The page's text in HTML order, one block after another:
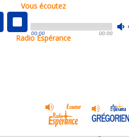
Vous écoutez
00:00 00:00
Radio Espérance
00:05
01:02 Sentinelles de la foi • Lettres
01:33 10 minutes avec Jésus
La
Les conférences de la
Entrons dans la liturgie
Entrons dans la liturgie •